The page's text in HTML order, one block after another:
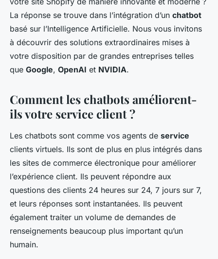
La réponse se trouve dans l’intégration d’un chatbot
basé sur l’Intelligence Artificielle. Nous vous invitons
à découvrir des solutions extraordinaires mises à
votre disposition par de grandes entreprises telles
que Google, OpenAI et NVIDIA.
Comment les chatbots améliorent-
ils votre service client ?
Les chatbots sont comme vos agents de service
clients virtuels. Ils sont de plus en plus intégrés dans
les sites de commerce électronique pour améliorer
l’expérience client. Ils peuvent répondre aux
questions des clients 24 heures sur 24, 7 jours sur 7,
et leurs réponses sont instantanées. Ils peuvent
également traiter un volume de demandes de
renseignements beaucoup plus important qu’un
humain.